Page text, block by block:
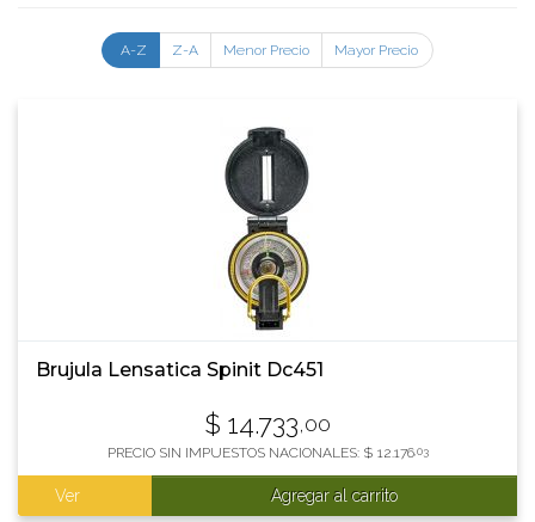
A-Z Z-A Menor Precio Mayor Precio
Brujula Lensatica Spinit Dc451
$ 14.733,00
PRECIO SIN IMPUESTOS NACIONALES: $ 12.176,03
Ver Agregar al carrito